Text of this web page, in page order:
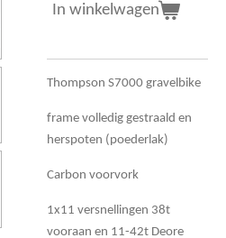
In winkelwagen
Thompson S7000 gravelbike
frame volledig gestraald en
herspoten (poederlak)
Carbon voorvork
1x11 versnellingen 38t
vooraan en 11-42t Deore